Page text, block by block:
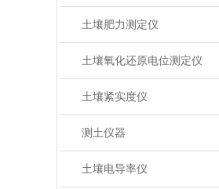
土壤肥力测定仪
土壤氧化还原电位测定仪
土壤紧实度仪
测土仪器
土壤电导率仪